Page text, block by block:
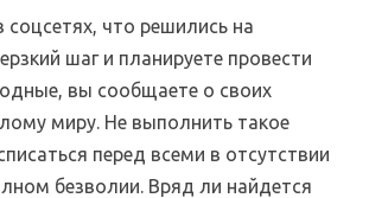
соцсетях, что решились на
шаг и планируете провести
вы сообщаете о своих
миру. Не выполнить такое
перед всеми в отсутствии
безволии. Вряд ли найдется